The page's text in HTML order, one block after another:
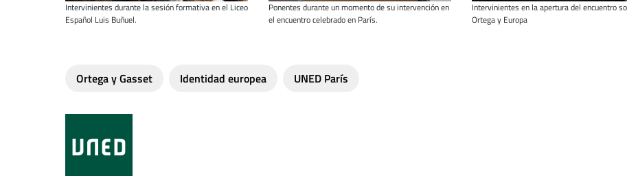
Intervinientes durante la sesión formativa en el Liceo
Español Luis Buñuel.
Ponentes durante un momento de su intervención en
el encuentro celebrado en París.
Intervinientes en la apertura del encuentro
Ortega y Europa
Ortega y Gasset Identidad europea UNED París